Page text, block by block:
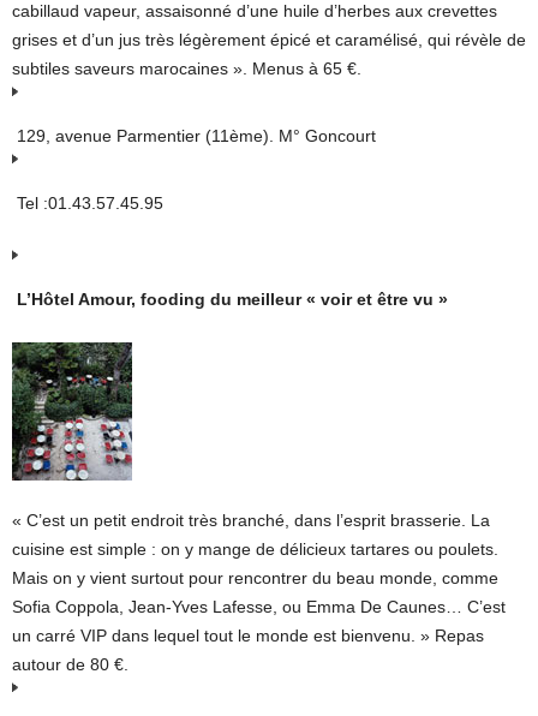
cabillaud vapeur, assaisonné d’une huile d’herbes aux crevettes
grises et d’un jus très légèrement épicé et caramélisé, qui révèle de
subtiles saveurs marocaines ». Menus à 65 €.
129, avenue Parmentier (11ème). M° Goncourt
Tel :01.43.57.45.95
L’Hôtel Amour, fooding du meilleur « voir et être vu »
« C’est un petit endroit très branché, dans l’esprit brasserie. La
cuisine est simple : on y mange de délicieux tartares ou poulets.
Mais on y vient surtout pour rencontrer du beau monde, comme
Sofia Coppola, Jean-Yves Lafesse, ou Emma De Caunes… C’est
un carré VIP dans lequel tout le monde est bienvenu. » Repas
autour de 80 €.